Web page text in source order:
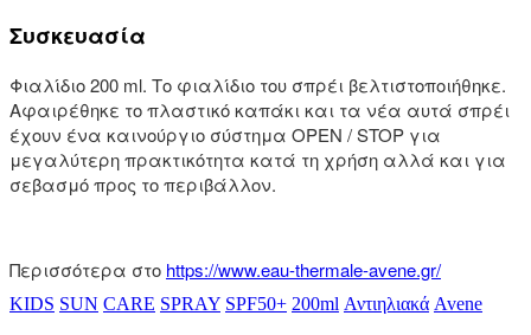
Συσκευασία
Φιαλίδιο 200 ml. Το φιαλίδιο του σπρέι βελτιστοποιήθηκε.
Αφαιρέθηκε το πλαστικό καπάκι και τα νέα αυτά σπρέι
έχουν ένα καινούργιο σύστημα OPEN / STOP για
μεγαλύτερη πρακτικότητα κατά τη χρήση αλλά και για
σεβασμό προς το περιβάλλον.
Περισσότερα στο https://www.eau-thermale-avene.gr/
KIDS SUN CARE SPRAY SPF50+ 200ml Αντιηλιακά Avene